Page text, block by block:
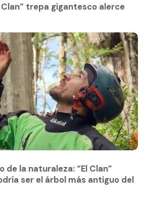
Clan” trepa gigantesco alerce
ser el árbol más antiguo del
de la naturaleza: “El Clan”
ser el árbol más antiguo del